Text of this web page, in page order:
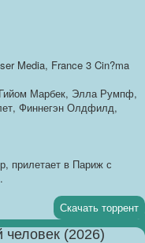
Media, France 3 Cin?ma
Марбек, Элла Румпф,
Финнегэн Олдфилд,
прилетает в Париж с
Скачать торрент
(2026)